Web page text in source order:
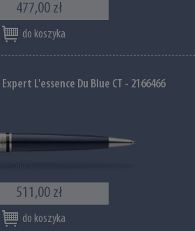
477,00 zł
do koszyka
L'essence Du Blue CT - 2166466
511,00 zł
do koszyka